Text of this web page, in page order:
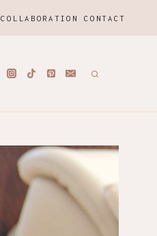
COLLABORATION CONTACT